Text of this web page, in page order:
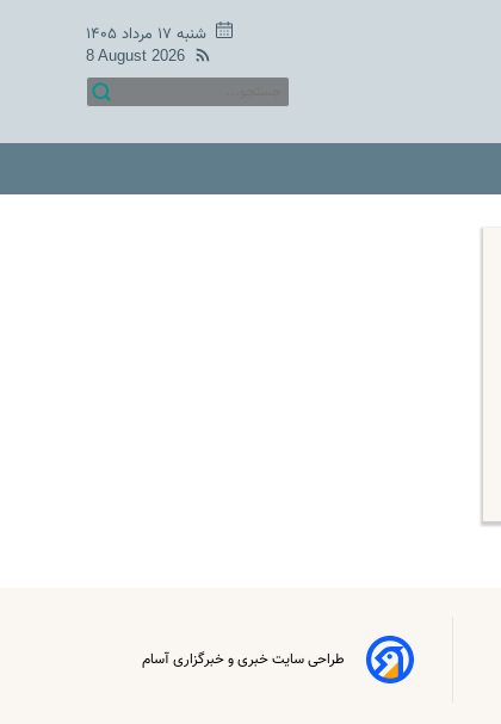
شنبه ۱۷ مرداد ۱۴۰۵
8 August 2026
طراحی سایت خبری و خبرگزاری آسام